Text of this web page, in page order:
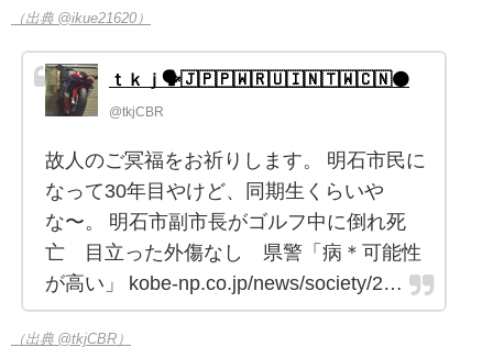
（出典 @ikue21620）
ｔｋｊ🗣🇯🇵🇵🇼🇷🇺🇮🇳🇹🇼🇨🇳🟠
@tkjCBR
故人のご冥福をお祈りします。 明石市民に
なって30年目やけど、同期生くらいや
な〜。 明石市副市長がゴルフ中に倒れ死
亡 目立った外傷なし 県警「病＊可能性
が高い」 kobe-np.co.jp/news/society/2…
（出典 @tkjCBR）